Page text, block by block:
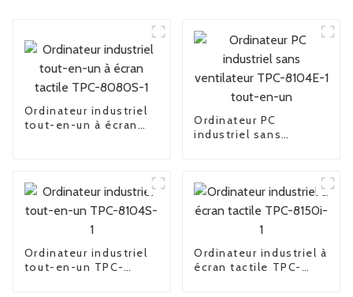
Ordinateur industriel
tout-en-un à écran
Ordinateur PC
industriel sans
Ordinateur industriel
tout-en-un TPC-
Ordinateur industriel à
écran tactile TPC-